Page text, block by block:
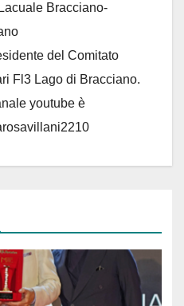
Bracciano-
del Comitato
Fl3 Lago di Bracciano.
youtube è